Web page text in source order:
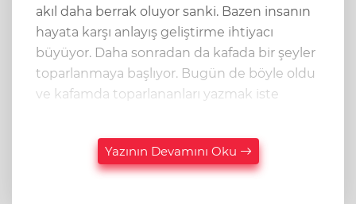
akıl daha berrak oluyor sanki. Bazen insanın
hayata karşı anlayış geliştirme ihtiyacı
büyüyor. Daha sonradan da kafada bir şeyler
toparlanmaya başlıyor. Bugün de böyle oldu
ve kafamda toparlananları yazmak iste
Yazının Devamını Oku